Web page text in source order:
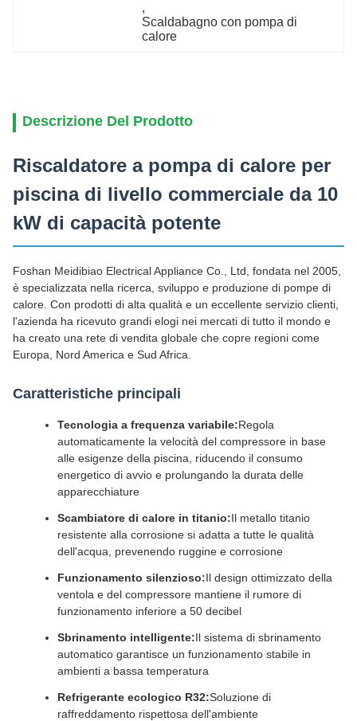
,
Scaldabagno con pompa di
calore
Descrizione Del Prodotto
Riscaldatore a pompa di calore per
piscina di livello commerciale da 10
kW di capacità potente
Foshan Meidibiao Electrical Appliance Co., Ltd, fondata nel 2005,
è specializzata nella ricerca, sviluppo e produzione di pompe di
calore. Con prodotti di alta qualità e un eccellente servizio clienti,
l'azienda ha ricevuto grandi elogi nei mercati di tutto il mondo e
ha creato una rete di vendita globale che copre regioni come
Europa, Nord America e Sud Africa.
Caratteristiche principali
Tecnologia a frequenza variabile:Regola
automaticamente la velocità del compressore in base
alle esigenze della piscina, riducendo il consumo
energetico di avvio e prolungando la durata delle
apparecchiature
Scambiatore di calore in titanio:Il metallo titanio
resistente alla corrosione si adatta a tutte le qualità
dell'acqua, prevenendo ruggine e corrosione
Funzionamento silenzioso:Il design ottimizzato della
ventola e del compressore mantiene il rumore di
funzionamento inferiore a 50 decibel
Sbrinamento intelligente:Il sistema di sbrinamento
automatico garantisce un funzionamento stabile in
ambienti a bassa temperatura
Refrigerante ecologico R32:Soluzione di
raffreddamento rispettosa dell'ambiente